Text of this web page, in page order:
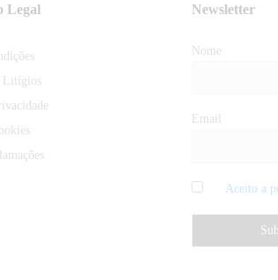
Legal
Litígios
Newsletter
Nome
Email